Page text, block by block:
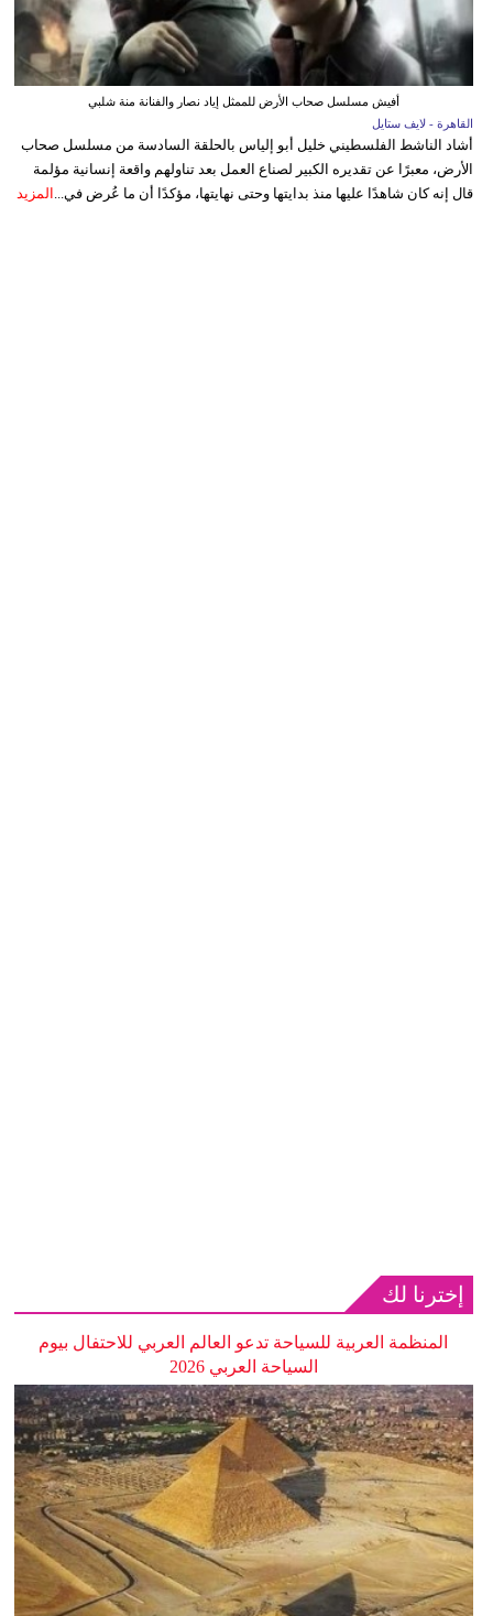
أفيش مسلسل صحاب الأرض للممثل إياد نصار والفنانة منة شلبي
القاهرة - لايف ستايل
أشاد الناشط الفلسطيني خليل أبو إلياس بالحلقة السادسة من مسلسل صحاب
الأرض، معبرًا عن تقديره الكبير لصناع العمل بعد تناولهم واقعة إنسانية مؤلمة
قال إنه كان شاهدًا عليها منذ بدايتها وحتى نهايتها، مؤكدًا أن ما عُرض في... المزيد
إخترنا لك
المنظمة العربية للسياحة تدعو العالم العربي للاحتفال بيوم
السياحة العربي 2026